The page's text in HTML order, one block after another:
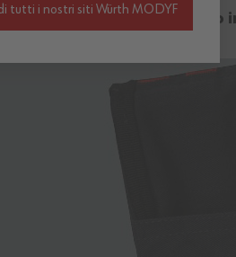
Abbigliamento
tutti i nostri siti Würth MODYF